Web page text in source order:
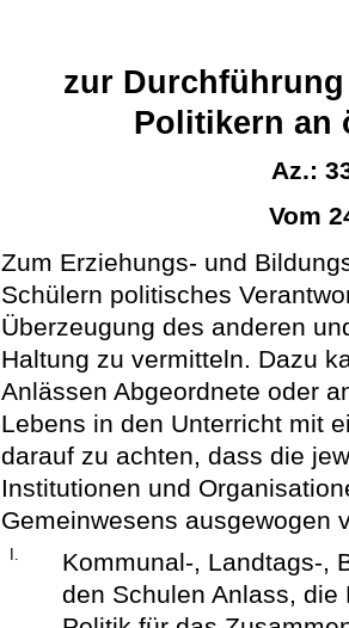
zur
Politikern an
Az.:
Vom
Zum Erziehungs- und
Schülern politisches
Überzeugung des anderen
Haltung zu vermitteln. Dazu
Anlässen Abgeordnete oder
Lebens in den Unterricht mit
darauf zu achten, dass die
Institutionen und
Gemeinwesens ausgewogen
Kommunal-, Landtags-,
den Schulen Anlass,